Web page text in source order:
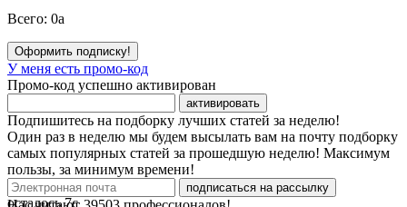
Всего: 0a
Оформить подписку!
У меня есть промо-код
Промо-код успешно активирован
активировать
Подпишитесь на подборку лучших статей за неделю!
Один раз в неделю мы будем высылать вам на почту подборку
самых популярных статей за прошедшую неделю! Максимум
пользы, за минимум времени!
подписаться на рассылку
осталось7с